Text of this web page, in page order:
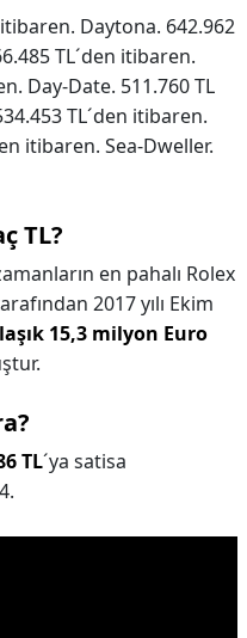
Daytona. 642.962
TL´den itibaren.
Day-Date. 511.760 TL
TL´den itibaren.
itibaren. Sea-Dweller.
TL?
en pahalı Rolex
2017 yılı Ekim
15,3 milyon Euro
TL´ya satisa